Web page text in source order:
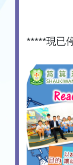
*****現已